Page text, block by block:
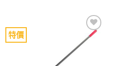
特價
Add to
wishlist